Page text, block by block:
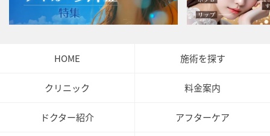
HOME 施術を探す
クリニック 料金案内
ドクター紹介 アフターケア